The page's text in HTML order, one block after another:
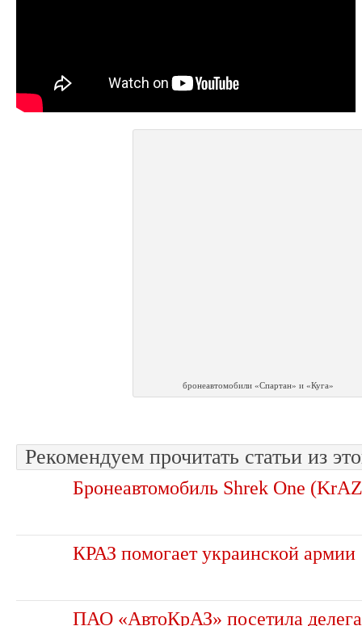
бронеавтомобили «Спартан» и «Куга»
Рекомендуем прочитать статьи из
Бронеавтомобиль Shrek One
КРАЗ помогает украинской армии
ПАО «АвтоКрАЗ» посетила